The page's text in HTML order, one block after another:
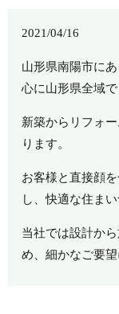
2021/04/16
山形県南陽市に
心に山形県全域で
新築からリフォ
ります。
お客様と直接顔
し、快適な住ま
当社では設計か
め、細かなご要望